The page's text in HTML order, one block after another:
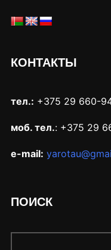
КОНТАКТЫ
тел.: +375 29 660-
моб. тел.: +375 29
e-mail:
ПОИСК